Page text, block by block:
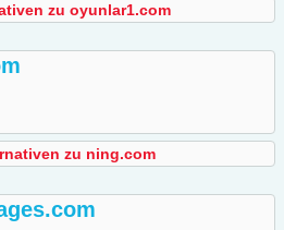
zu oyunlar1.com
zu ning.com